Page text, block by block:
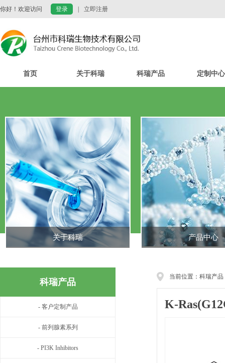
你好！欢迎访问 登录 立即注册
首页 关于科瑞 科瑞产品 定制中心
关于科瑞 产品中心
科瑞产品
- 客户定制产品
- 前列腺素系列
- PI3K Inhibitors
当前位置：科瑞产品
K-